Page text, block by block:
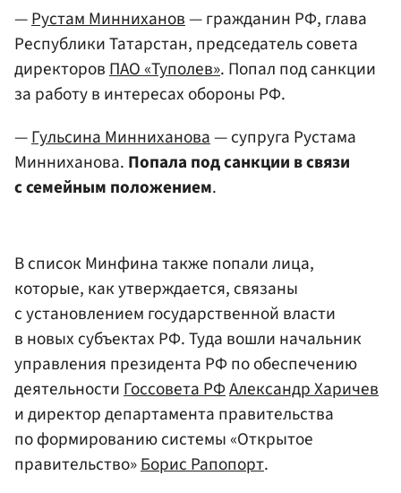
—Рустам Минниханов— гражданин РФ, глава
Республики Татарстан, председатель совета
директоровПАО «Туполев». Попал под санкции
за работу в интересах обороны РФ.
—Гульсина Минниханова— супруга Рустама
Минниханова. Попала под санкции в связи
с семейным положением.
В список Минфина также попали лица,
которые, как утверждается, связаны
с установлением государственной власти
в новых субъектах РФ. Туда вошли начальник
управления президента РФ по обеспечению
деятельностиГоссовета РФАлександр Харичев
и директор департамента правительства
по формированию системы «Открытое
правительство»Борис Рапопорт.